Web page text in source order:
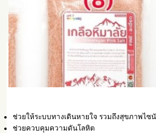
ช่วยให้ระบบทางเดินหายใจ รวมถึงสุขภาพไซ
ช่วยควบคุมความดันโลหิต